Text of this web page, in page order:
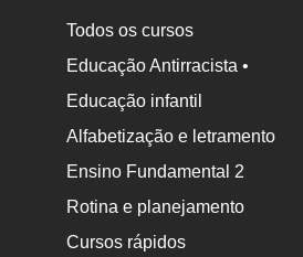
Todos os cursos
Educação Antirracista •
Educação infantil
Alfabetização e letramento
Ensino Fundamental 2
Rotina e planejamento
Cursos rápidos